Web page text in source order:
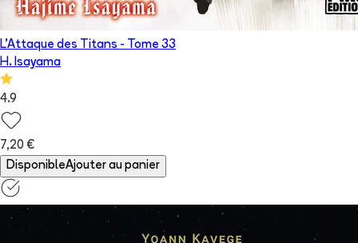
L'Attaque des Titans - Tome 33
H. Isayama
4.9
7,20 €
DisponibleAjouter au panier